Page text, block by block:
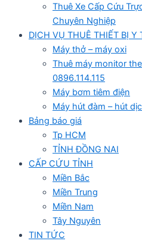
Thuê Xe Cấp Cứu
Chuyên Nghiệp
DỊCH VỤ THUÊ THIẾT BỊ Y
Máy thở – máy oxi
Thuê máy monitor
0896.114.115
Máy bơm tiêm điện
Máy hút đàm – hút
Bảng báo giá
Tp HCM
TỈNH ĐỒNG NAI
CẤP CỨU TỈNH
Miền Bắc
Miền Trung
Miền Nam
Tây Nguyên
TIN TỨC